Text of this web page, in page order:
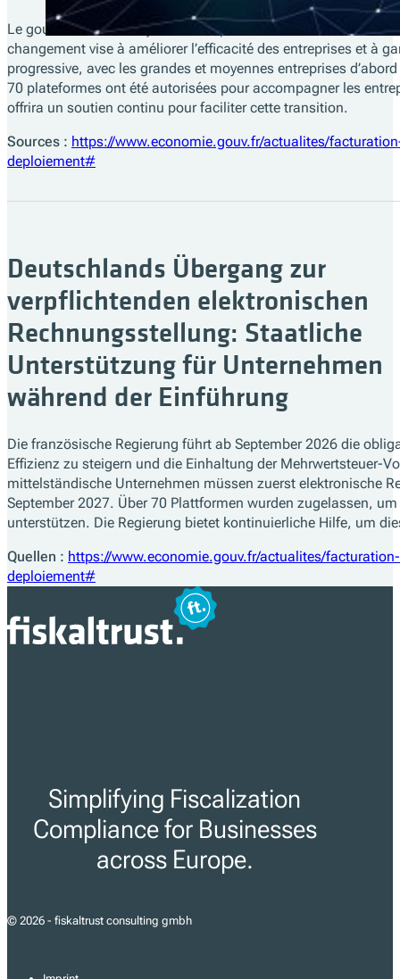
Le gouvernement français met en place la facturation
changement vise à améliorer l’efficacité des entreprises et à
progressive, avec les grandes et moyennes entreprises
70 plateformes ont été autorisées pour accompagner les
offrira un soutien continu pour faciliter cette transition.
Sources : https://www.economie.gouv.fr/actualites/
deploiement#
Deutschlands Übergang zur
verpflichtenden elektronischen
Rechnungsstellung: Staatliche
Unterstützung für Unternehmen
während der Einführung
Die französische Regierung führt ab September 2026 die
Effizienz zu steigern und die Einhaltung der Mehrwertsteuer-
mittelständische Unternehmen müssen zuerst elektronische
September 2027. Über 70 Plattformen wurden zugelassen,
unterstützen. Die Regierung bietet kontinuierliche Hilfe, um
Quellen : https://www.economie.gouv.fr/actualites/
deploiement#
Simplifying Fiscalization
Compliance for Businesses
across Europe.
© 2026 - fiskaltrust consulting gmbh